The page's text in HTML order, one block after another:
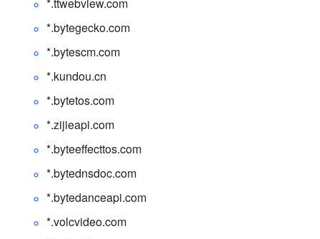
*.ttwebview.com
*.bytegecko.com
*.bytescm.com
*.kundou.cn
*.bytetos.com
*.zijieapi.com
*.byteeffecttos.com
*.bytednsdoc.com
*.bytedanceapi.com
*.volcvideo.com